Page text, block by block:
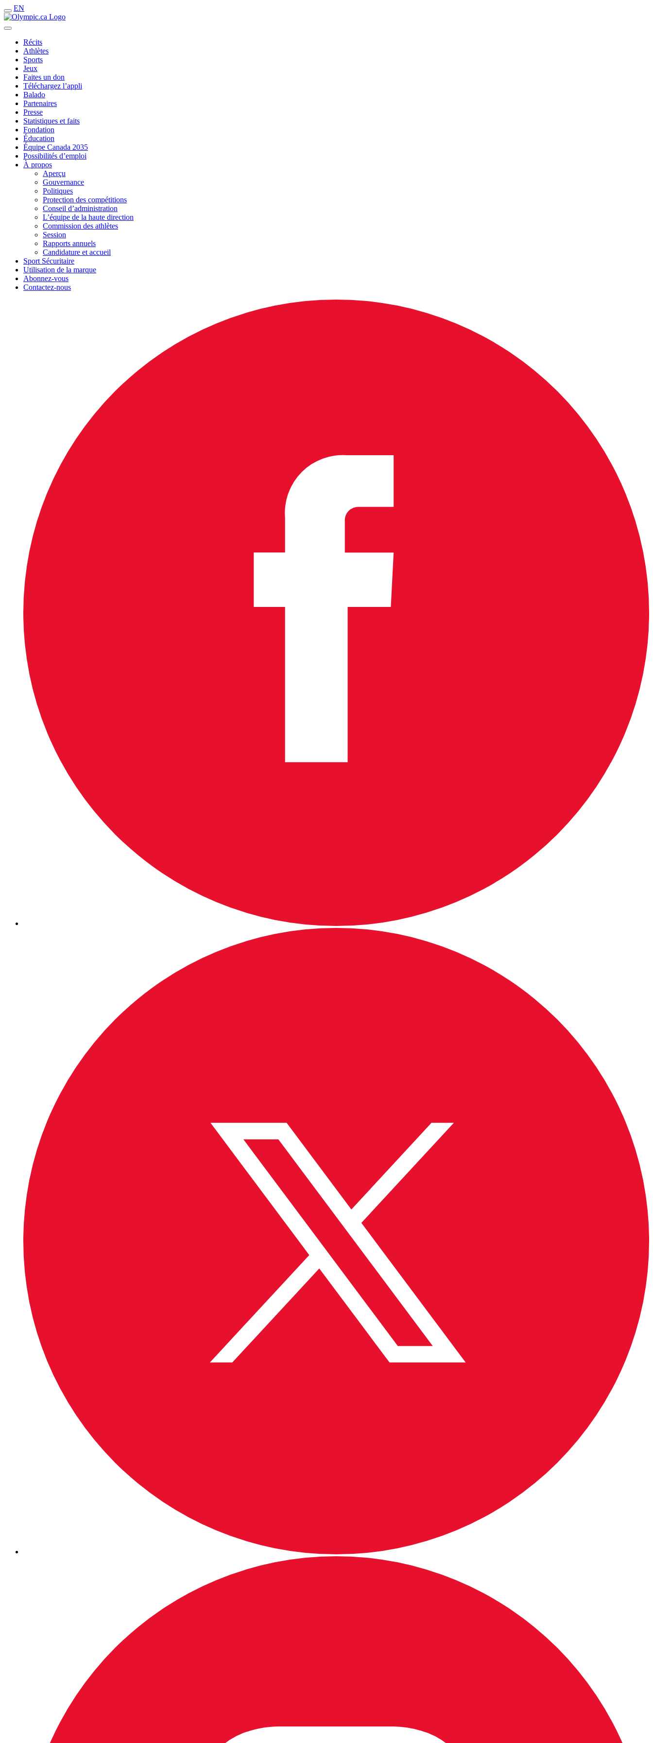
EN
Récits
Athlètes
Sports
Jeux
Faites un don
Téléchargez l’appli
Balado
Partenaires
Presse
Statistiques et faits
Fondation
Éducation
Équipe Canada 2035
Possibilités d’emploi
À propos
Aperçu
Gouvernance
Politiques
Protection des compétitions
Conseil d’administration
L’équipe de la haute direction
Commission des athlètes
Session
Rapports annuels
Candidature et accueil
Sport Sécuritaire
Utilisation de la marque
Abonnez-vous
Contactez-nous